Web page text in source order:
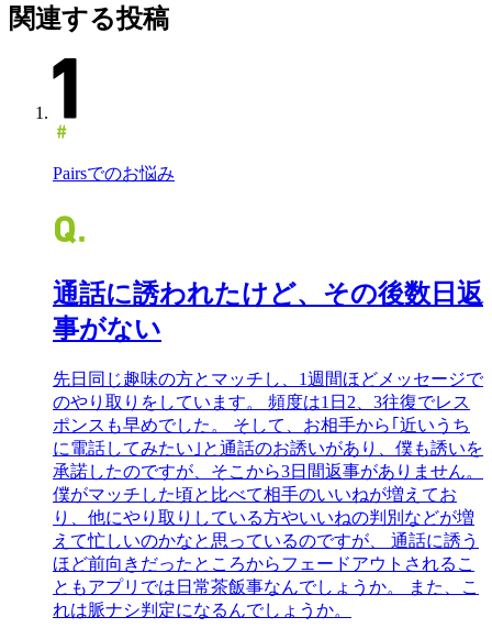
関連する投稿
Pairsでのお悩み
通話に誘われたけど、その後数日返
事がない
先日同じ趣味の方とマッチし、1週間ほどメッセージで
のやり取りをしています。 頻度は1日2、3往復でレス
ポンスも早めでした。 そして、お相手から｢近いうち
に電話してみたい｣と通話のお誘いがあり、僕も誘いを
承諾したのですが、そこから3日間返事がありません。
僕がマッチした頃と比べて相手のいいねが増えてお
り、他にやり取りしている方やいいねの判別などが増
えて忙しいのかなと思っているのですが、 通話に誘う
ほど前向きだったところからフェードアウトされるこ
ともアプリでは日常茶飯事なんでしょうか。 また、こ
れは脈ナシ判定になるんでしょうか。